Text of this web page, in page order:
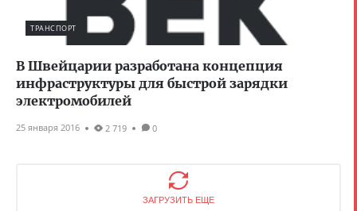
ТРАНСПОРТ
В Швейцарии разработана концепция
инфраструктуры для быстрой зарядки
электромобилей
25 января 2016 2 719 0
ЗАГРУЗИТЬ ЕЩЕ